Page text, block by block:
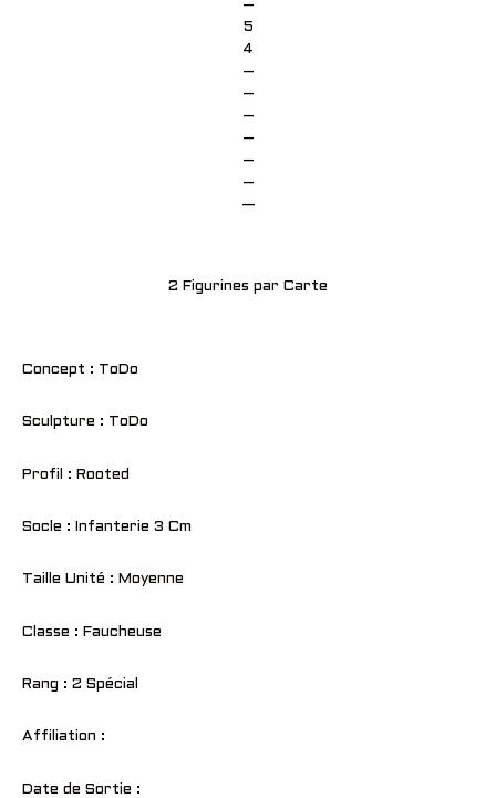
–
5
4
–
–
–
–
–
–
—
2 Figurines par Carte
Concept : ToDo
Sculpture : ToDo
Profil : Rooted
Socle : Infanterie 3 Cm
Taille Unité : Moyenne
Classe : Faucheuse
Rang : 2 Spécial
Affiliation :
Date de Sortie :